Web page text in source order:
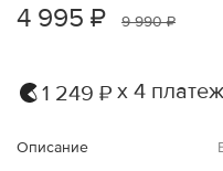
4 995 ₽ 9 990 ₽
1 249 ₽ х 4
Описание